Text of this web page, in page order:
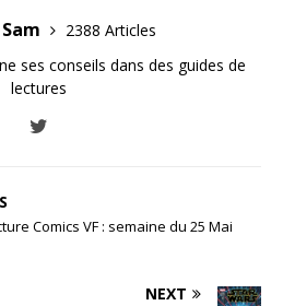
2388 Articles
ses conseils dans des guides de
lectures
Comics VF : semaine du 25 Mai
NEXT